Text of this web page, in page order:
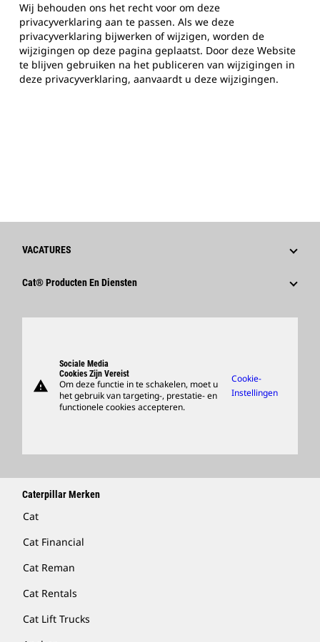
Wij behouden ons het recht voor om deze
privacyverklaring aan te passen. Als we deze
privacyverklaring bijwerken of wijzigen, worden de
wijzigingen op deze pagina geplaatst. Door deze Website
te blijven gebruiken na het publiceren van wijzigingen in
deze privacyverklaring, aanvaardt u deze wijzigingen.
VACATURES
Waarom Caterpillar?
Cat® Producten En Diensten
Ondersteuning
Merchandise Kopen
Dealer Zoeken
warning
Sociale Media
Cookies Zijn Vereist
Om deze functie in te schakelen, moet u
het gebruik van targeting-, prestatie- en
functionele cookies accepteren.
Cookie-
Instellingen
Caterpillar Merken
Cat
Cat Financial
Cat Reman
Cat Rentals
Cat Lift Trucks